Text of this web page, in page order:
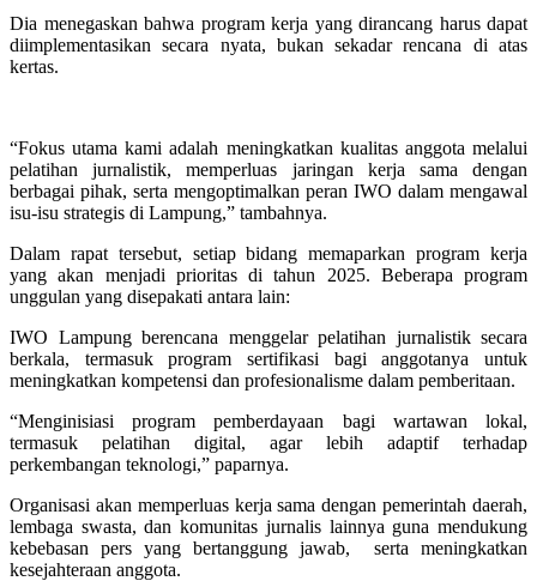
Dia menegaskan bahwa program kerja yang dirancang harus dapat
diimplementasikan secara nyata, bukan sekadar rencana di atas
kertas.
“Fokus utama kami adalah meningkatkan kualitas anggota melalui
pelatihan jurnalistik, memperluas jaringan kerja sama dengan
berbagai pihak, serta mengoptimalkan peran IWO dalam mengawal
isu-isu strategis di Lampung,” tambahnya.
Dalam rapat tersebut, setiap bidang memaparkan program kerja
yang akan menjadi prioritas di tahun 2025. Beberapa program
unggulan yang disepakati antara lain:
IWO Lampung berencana menggelar pelatihan jurnalistik secara
berkala, termasuk program sertifikasi bagi anggotanya untuk
meningkatkan kompetensi dan profesionalisme dalam pemberitaan.
“Menginisiasi program pemberdayaan bagi wartawan lokal,
termasuk pelatihan digital, agar lebih adaptif terhadap
perkembangan teknologi,” paparnya.
Organisasi akan memperluas kerja sama dengan pemerintah daerah,
lembaga swasta, dan komunitas jurnalis lainnya guna mendukung
kebebasan pers yang bertanggung jawab, serta meningkatkan
kesejahteraan anggota.